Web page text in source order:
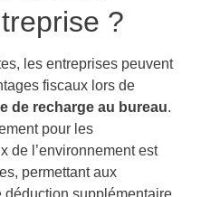
?
les entreprises peuvent
fiscaux lors de
de recharge au bureau.
pour les
de l’environnement est
permettant aux